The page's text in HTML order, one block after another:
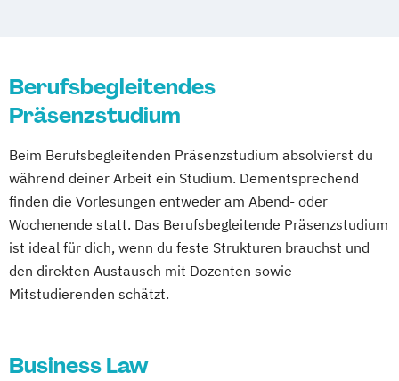
Berufsbegleitendes
Präsenzstudium
Beim Berufsbegleitenden Präsenzstudium absolvierst du
während deiner Arbeit ein Studium. Dementsprechend
finden die Vorlesungen entweder am Abend- oder
Wochenende statt. Das Berufsbegleitende Präsenzstudium
ist ideal für dich, wenn du feste Strukturen brauchst und
den direkten Austausch mit Dozenten sowie
Mitstudierenden schätzt.
Business Law